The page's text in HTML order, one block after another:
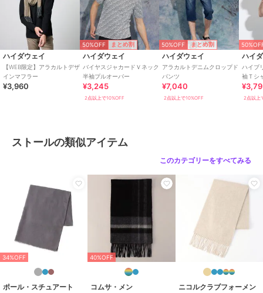
素材
29グレー/40グリーン/49ブラック/6
7ネイビー：ポリエステル100％
商品のお取り扱い方法
原産国 中国
ハイダウェイ
【WEB限定】アラカルトデザ
インマフラー
¥3,960
50%OFF まとめ割
ハイダウェイ
バイヤスジャカードＶネック
半袖プルオーバー
¥3,245
2点以上で10%OFF
50%OFF まとめ割
ハイダウェイ
アラカルトデニムクロップド
パンツ
¥7,040
2点以上で10%OFF
ハイ
ハイブ
袖Ｔシ
2点以上
ストールの類似アイテム
このカテゴリーをすべてみる
34%OFF
ポール・スチュアート
40%OFF
コムサ・メン ニコルクラブフォーメン